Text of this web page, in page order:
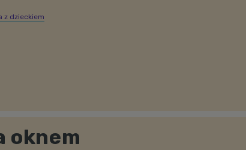
z dzieckiem
oknem